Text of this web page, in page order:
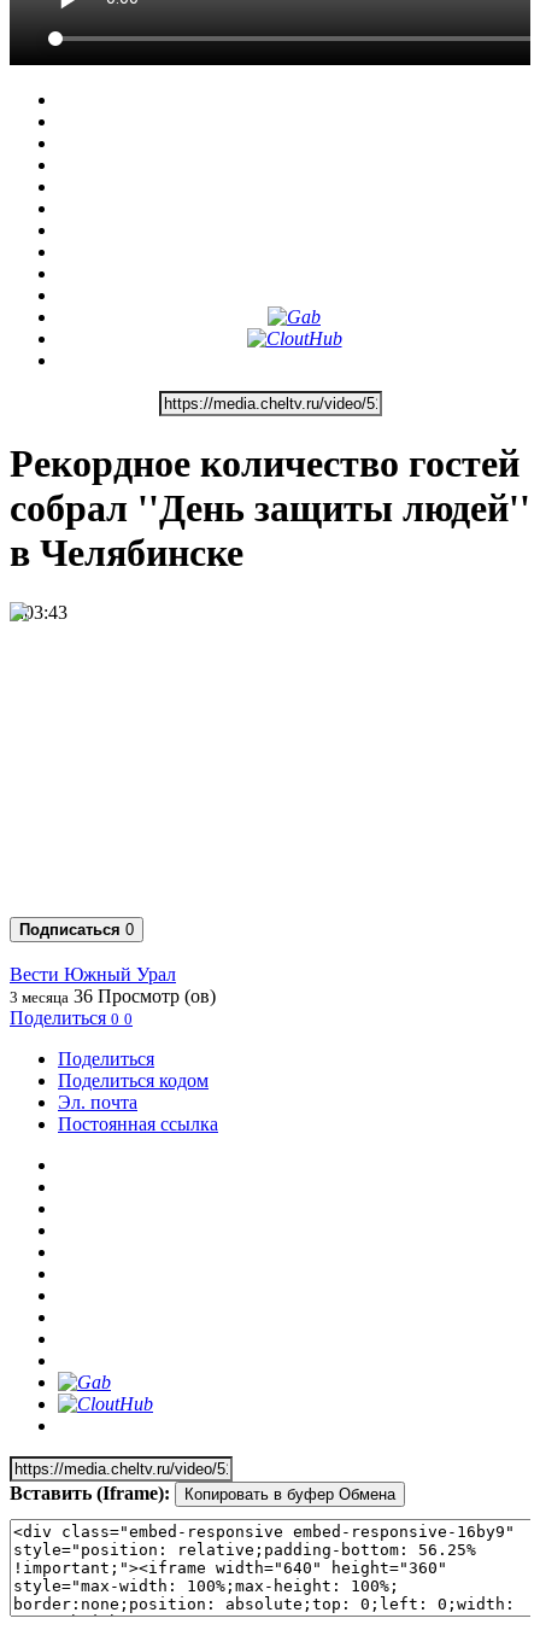
Рекордное количество гостей
собрал ''День защиты людей''
в Челябинске
0:03:43
Подписаться 0
Вести Южный Урал
3 месяца 36 Просмотр (ов)
Поделиться 0 0
Поделиться
Поделиться кодом
Эл. почта
Постоянная ссылка
Вставить (Iframe): Копировать в буфер Обмена